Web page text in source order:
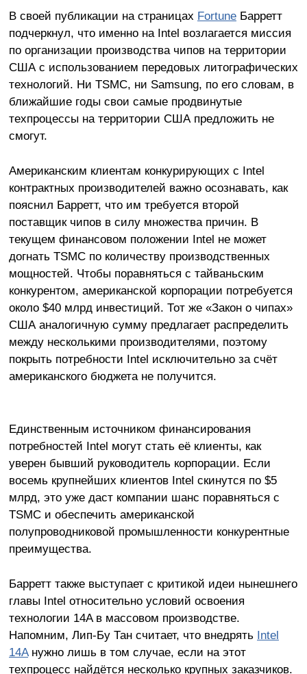
В своей публикации на страницах FortuneБарретт
подчеркнул, что именно на Intel возлагается миссия
по организации производства чипов на территории
США с использованием передовых литографических
технологий. Ни TSMC, ни Samsung, по его словам, в
ближайшие годы свои самые продвинутые
техпроцессы на территории США предложить не
смогут.
Американским клиентам конкурирующих с Intel
контрактных производителей важно осознавать, как
пояснил Барретт, что им требуется второй
поставщик чипов в силу множества причин. В
текущем финансовом положении Intel не может
догнать TSMC по количеству производственных
мощностей. Чтобы поравняться с тайваньским
конкурентом, американской корпорации потребуется
около $40 млрд инвестиций. Тот же «Закон о чипах»
США аналогичную сумму предлагает распределить
между несколькими производителями, поэтому
покрыть потребности Intel исключительно за счёт
американского бюджета не получится.
Единственным источником финансирования
потребностей Intel могут стать её клиенты, как
уверен бывший руководитель корпорации. Если
восемь крупнейших клиентов Intel скинутся по $5
млрд, это уже даст компании шанс поравняться с
TSMC и обеспечить американской
полупроводниковой промышленности конкурентные
преимущества.
Барретт также выступает с критикой идеи нынешнего
главы Intel относительно условий освоения
технологии 14A в массовом производстве.
Напомним, Лип-Бу Тан считает, что внедрять Intel
14Aнужно лишь в том случае, если на этот
техпроцесс найдётся несколько крупных заказчиков.